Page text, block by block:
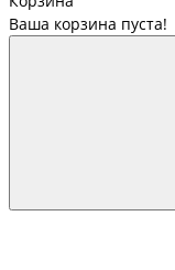
Ваша корзина пуста!